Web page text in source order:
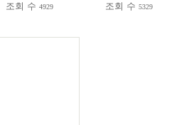
조회 수4929 조회 수 5329